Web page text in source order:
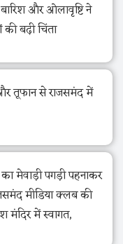
और ओलावृष्टि ने
की बढ़ी चिंता
तूफान से राजसमंद में
का मेवाड़ी पगड़ी पहनाकर
मीडिया क्लब की
मंदिर में स्वागत,